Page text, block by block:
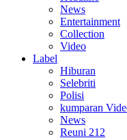
News
Entertainment
Collection
Video
Label
Hiburan
Selebriti
Polisi
kumparan
News
Reuni 212